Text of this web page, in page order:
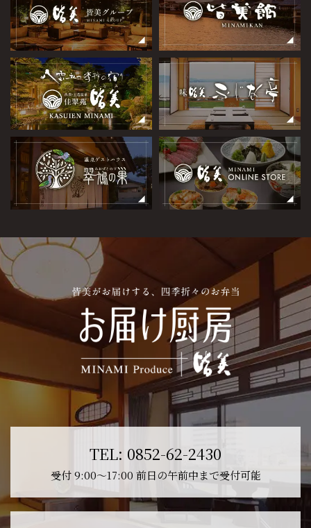
TEL: 0852-62-2430
受付 9:00〜17:00 前日の午前中まで受付可能